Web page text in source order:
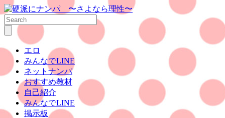
エロ
みんなでLINE
ネットナンパ
おすすめ教材
自己紹介
みんなでLINE
掲示板